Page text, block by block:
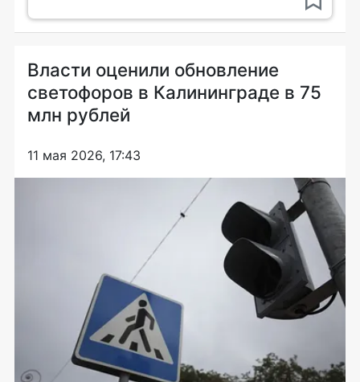
Власти оценили обновление
светофоров в Калининграде в 75
млн рублей
11 мая 2026, 17:43